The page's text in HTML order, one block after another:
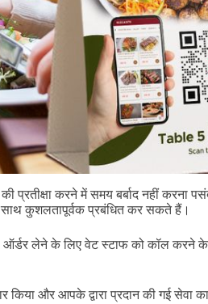
प्रतीक्षा करने में समय बर्बाद नहीं करना
कुशलतापूर्वक प्रबंधित कर सकते हैं।
लेने के लिए वेट स्टाफ को कॉल करने
और आपके द्वारा प्रदान की गई सेवा